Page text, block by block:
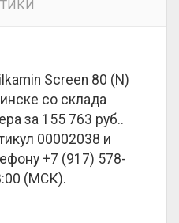
Screen 80 (N)
со склада
за 155 763 руб..
00002038 и
+7 (917) 578-
(МСК).